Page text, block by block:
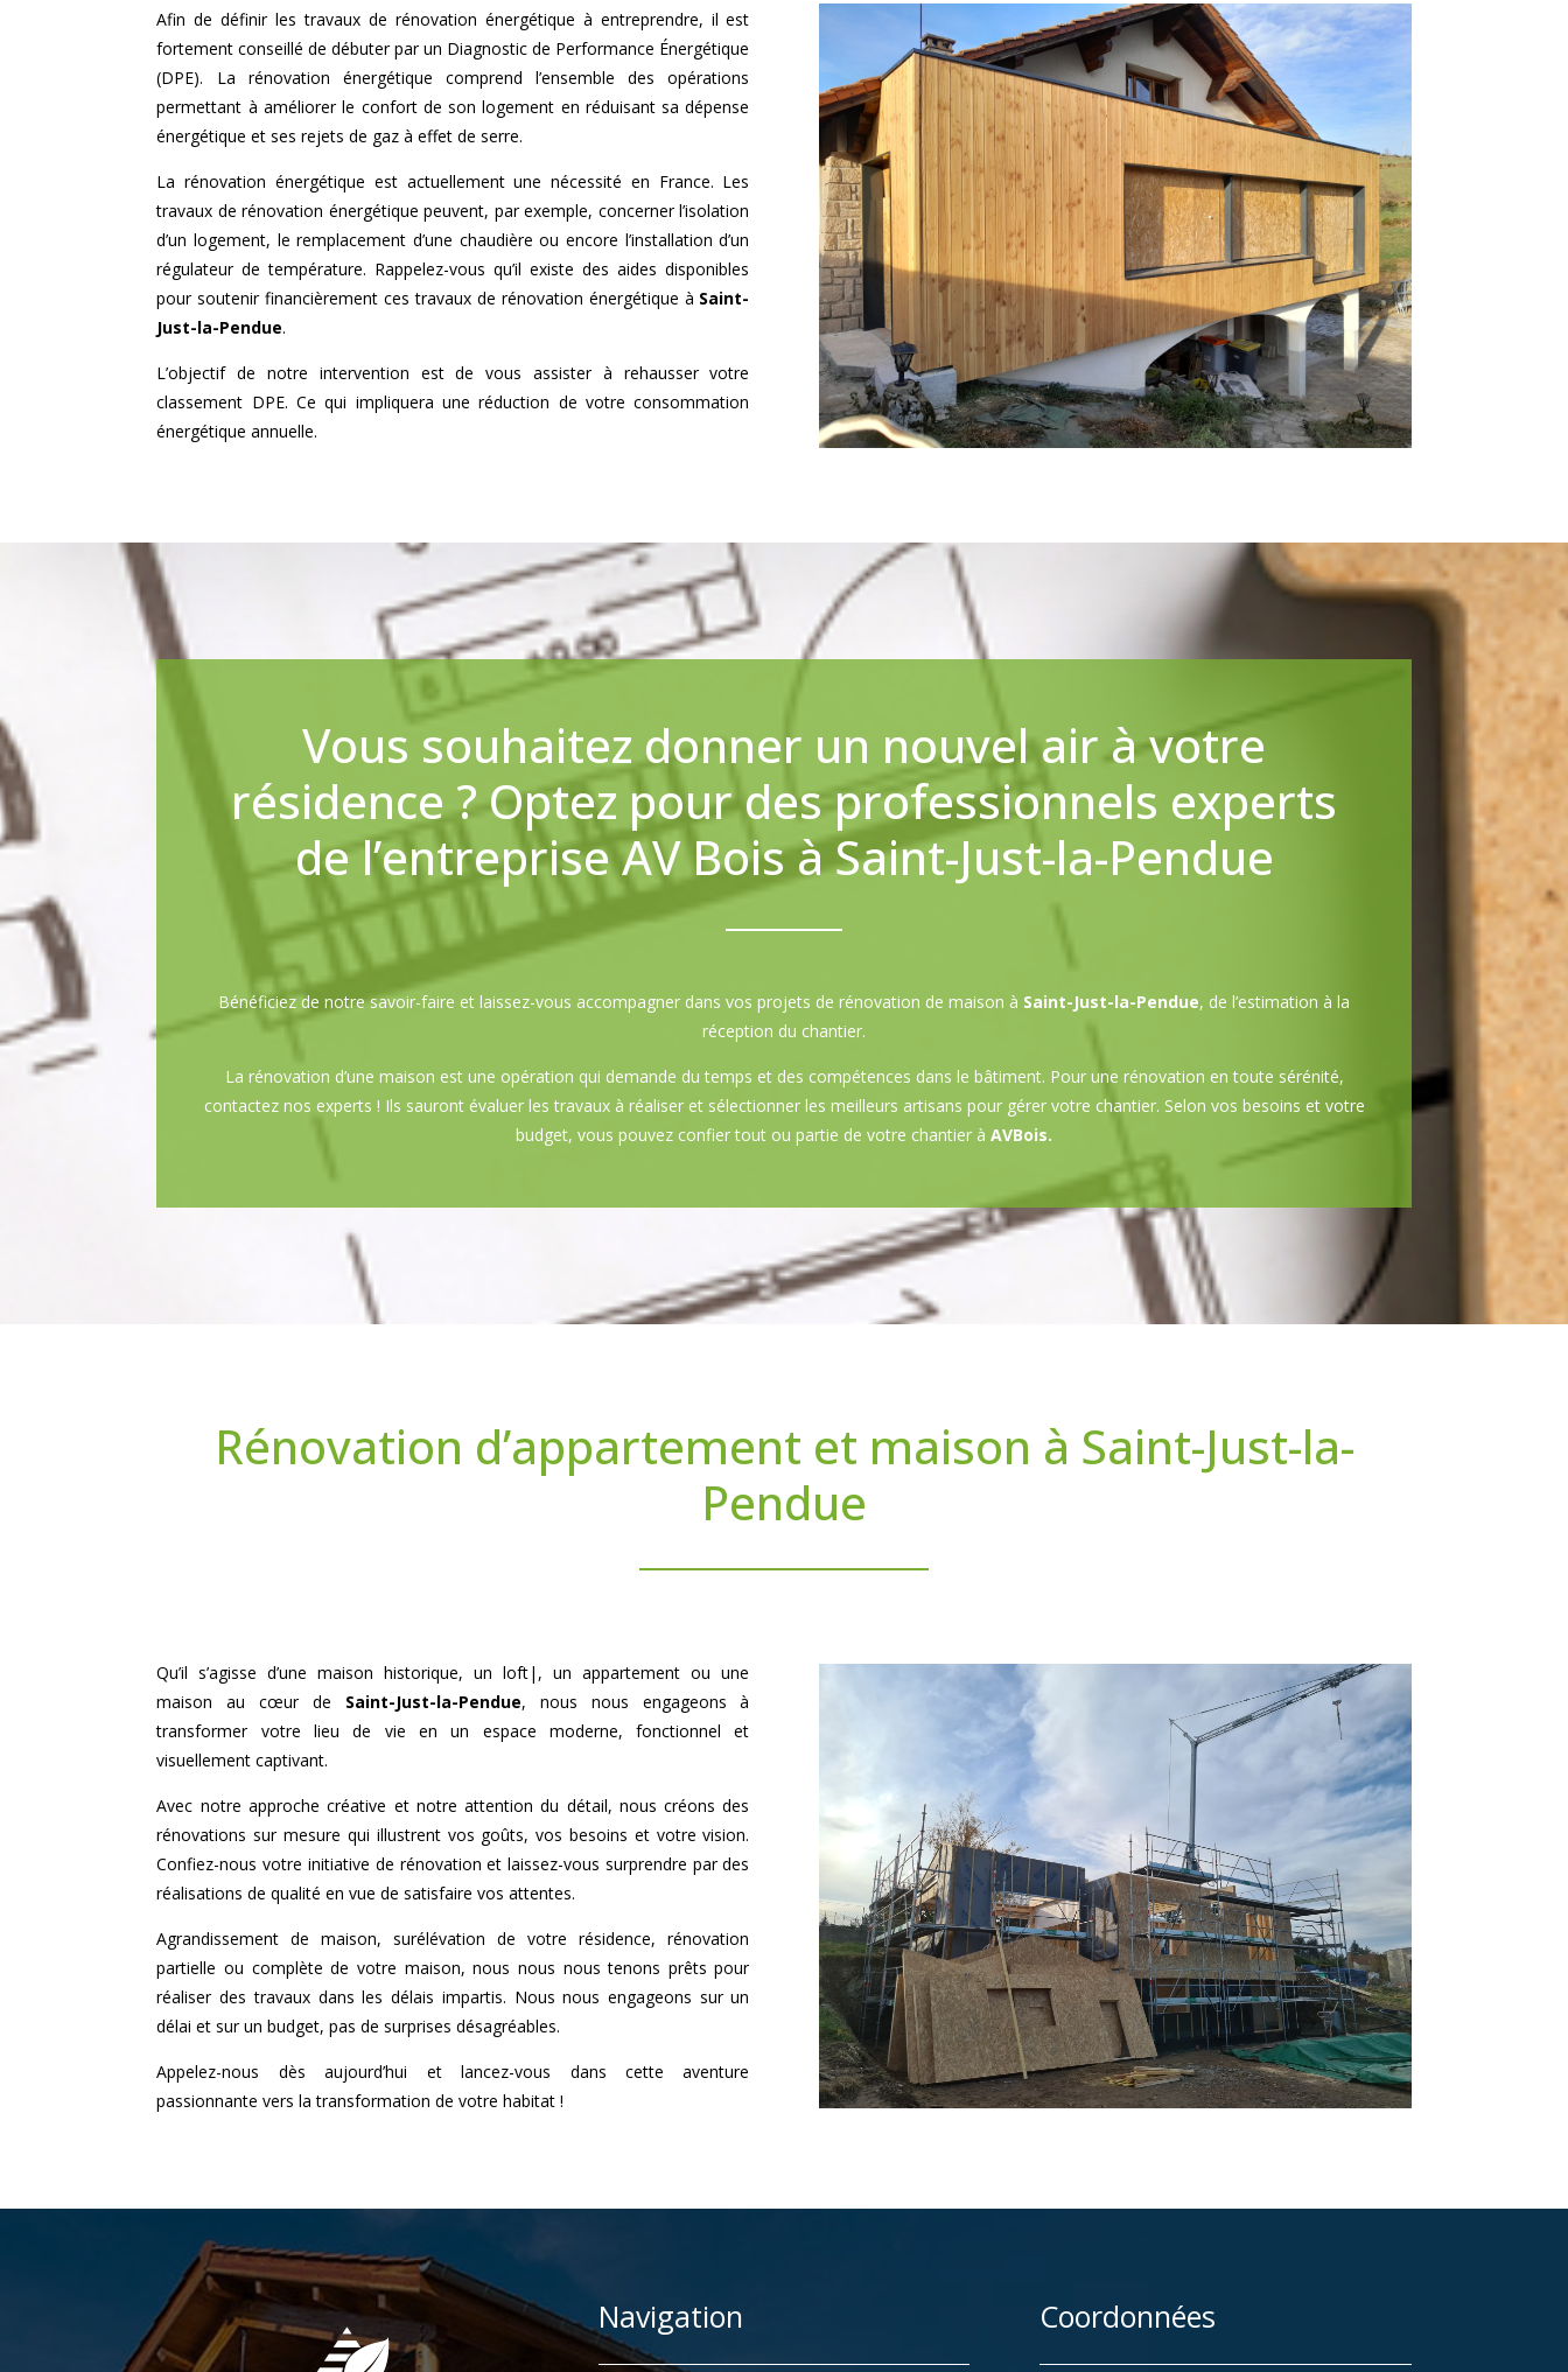
Afin de définir les travaux de rénovation énergétique à entreprendre, il est
fortement conseillé de débuter par un Diagnostic de Performance Énergétique
(DPE). La rénovation énergétique comprend l’ensemble des opérations
permettant à améliorer le confort de son logement en réduisant sa dépense
énergétique et ses rejets de gaz à effet de serre.
La rénovation énergétique est actuellement une nécessité en France. Les
travaux de rénovation énergétique peuvent, par exemple, concerner l’isolation
d’un logement, le remplacement d’une chaudière ou encore l’installation d’un
régulateur de température. Rappelez-vous qu’il existe des aides disponibles
pour soutenir financièrement ces travaux de rénovation énergétique à Saint-
Just-la-Pendue.
L’objectif de notre intervention est de vous assister à rehausser votre
classement DPE. Ce qui impliquera une réduction de votre consommation
énergétique annuelle.
Vous souhaitez donner un nouvel air à votre
résidence ? Optez pour des professionnels experts
de l’entreprise AV Bois à Saint-Just-la-Pendue
Bénéficiez de notre savoir-faire et laissez-vous accompagner dans vos projets de rénovation de maison à Saint-Just-la-Pendue, de l’estimation à la
réception du chantier.
La rénovation d’une maison est une opération qui demande du temps et des compétences dans le bâtiment. Pour une rénovation en toute sérénité,
contactez nos experts ! Ils sauront évaluer les travaux à réaliser et sélectionner les meilleurs artisans pour gérer votre chantier. Selon vos besoins et votre
budget, vous pouvez confier tout ou partie de votre chantier à AVBois.
Rénovation d’appartement et maison à Saint-Just-la-
Pendue
Qu’il s’agisse d’une maison historique, un loft|, un appartement ou une
maison au cœur de Saint-Just-la-Pendue, nous nous engageons à
transformer votre lieu de vie en un espace moderne, fonctionnel et
visuellement captivant.
Avec notre approche créative et notre attention du détail, nous créons des
rénovations sur mesure qui illustrent vos goûts, vos besoins et votre vision.
Confiez-nous votre initiative de rénovation et laissez-vous surprendre par des
réalisations de qualité en vue de satisfaire vos attentes.
Agrandissement de maison, surélévation de votre résidence, rénovation
partielle ou complète de votre maison, nous nous nous tenons prêts pour
réaliser des travaux dans les délais impartis. Nous nous engageons sur un
délai et sur un budget, pas de surprises désagréables.
Appelez-nous dès aujourd’hui et lancez-vous dans cette aventure
passionnante vers la transformation de votre habitat !
Navigation Coordonnées